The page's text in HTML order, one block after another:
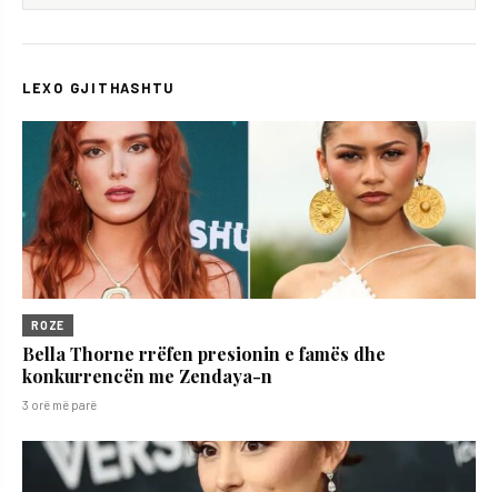
LEXO GJITHASHTU
ROZE
Bella Thorne rrëfen presionin e famës dhe
konkurrencën me Zendaya-n
3 orë më parë